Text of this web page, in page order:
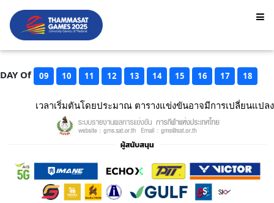
DAY Of 09 10 11 12 13 14 15 16 17 18
เวลาเริ่มตันโดยประมาณ ตารางแข่งขันอาจมีการเปลี่ยนแปลง